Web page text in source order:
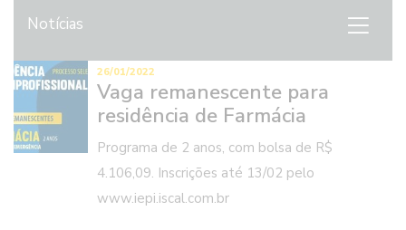
Notícias
26/01/2022
Vaga remanescente para
residência de Farmácia
Programa de 2 anos, com bolsa de R$
4.106,09. Inscrições até 13/02 pelo
www.iepi.iscal.com.br